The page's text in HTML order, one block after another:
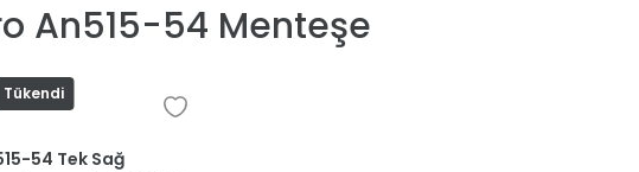
An515-54 Menteşe
Tükendi
54 Tek Sağ